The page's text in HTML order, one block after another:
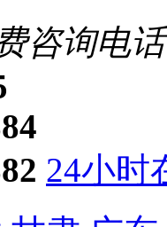
咨询电话
24小时